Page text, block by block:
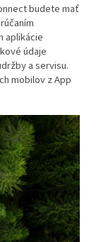
budete mať
aplikácie
údaje
a servisu.
mobilov z App